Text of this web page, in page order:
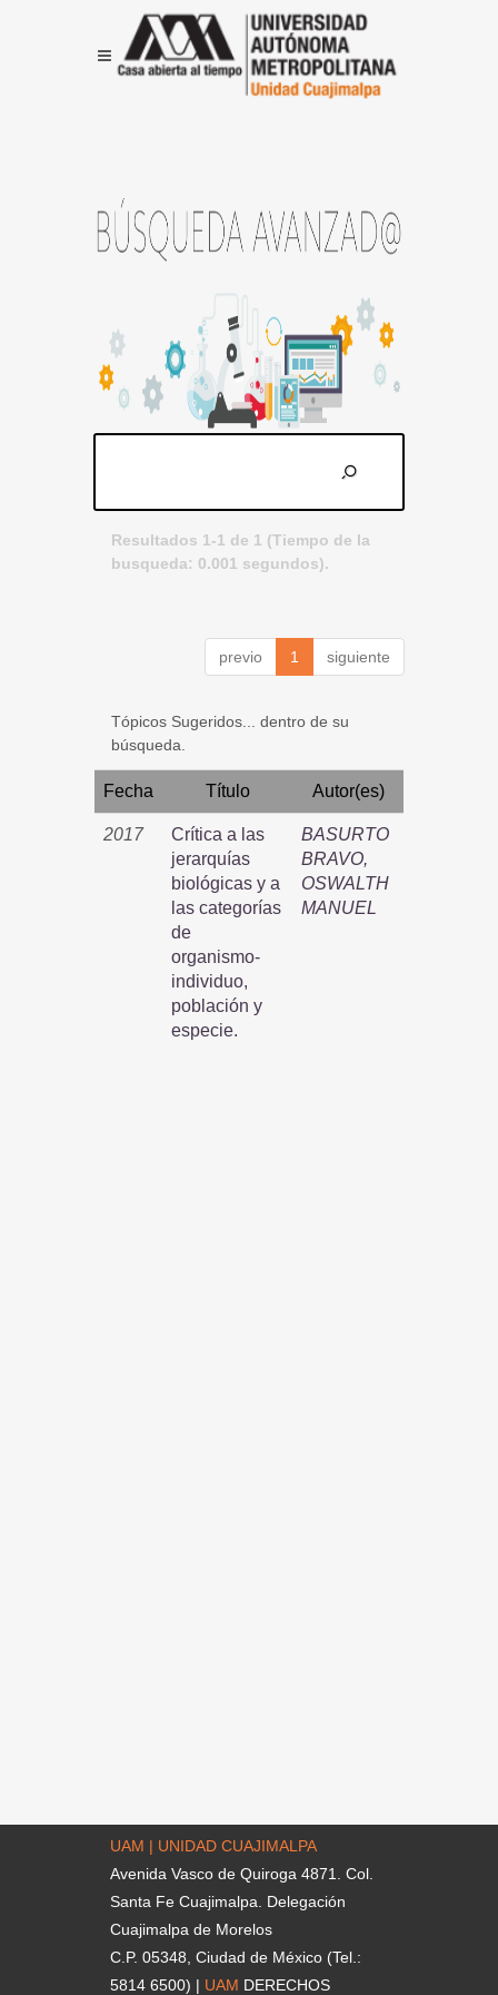
Resultados 1-1 de 1 (Tiempo de la
busqueda: 0.001 segundos).
previo 1 siguiente
Tópicos Sugeridos... dentro de su
búsqueda.
Fecha Título Autor(es)
2017
Crítica a las
jerarquías
biológicas y a
las categorías
de
organismo-
individuo,
población y
especie.
BASURTO
BRAVO,
OSWALTH
MANUEL
UAM | UNIDAD CUAJIMALPA
Avenida Vasco de Quiroga 4871. Col.
Santa Fe Cuajimalpa. Delegación
Cuajimalpa de Morelos
C.P. 05348, Ciudad de México (Tel.:
5814 6500) | UAM DERECHOS